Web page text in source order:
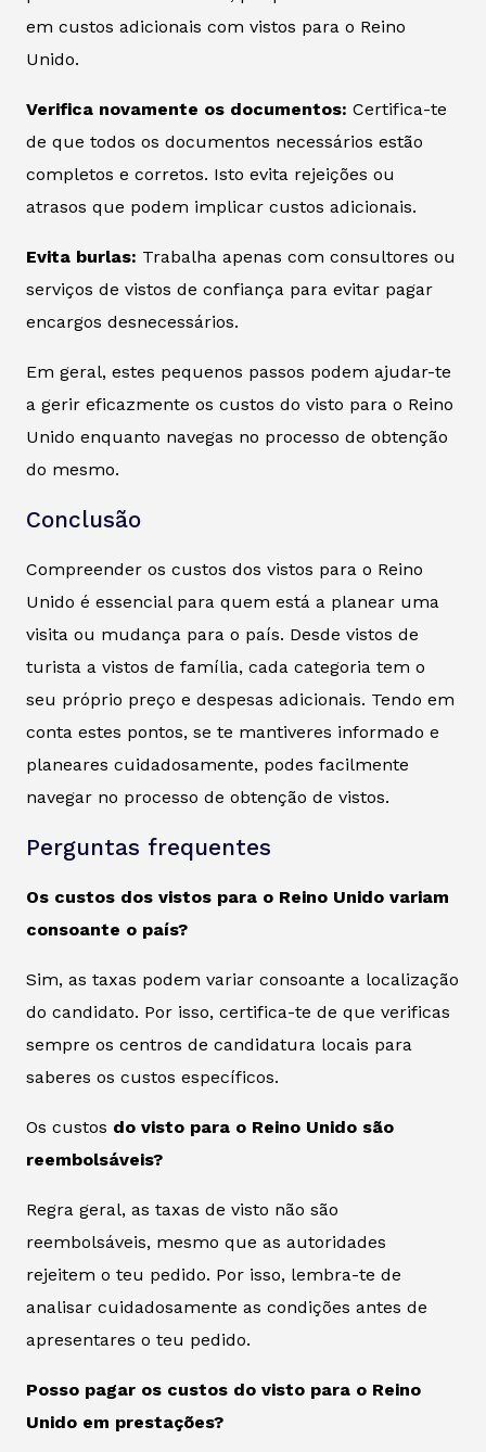
em custos adicionais com vistos para o Reino
Unido.
Verifica novamente os documentos: Certifica-te
de que todos os documentos necessários estão
completos e corretos. Isto evita rejeições ou
atrasos que podem implicar custos adicionais.
Evita burlas: Trabalha apenas com consultores ou
serviços de vistos de confiança para evitar pagar
encargos desnecessários.
Em geral, estes pequenos passos podem ajudar-te
a gerir eficazmente os custos do visto para o Reino
Unido enquanto navegas no processo de obtenção
do mesmo.
Conclusão
Compreender os custos dos vistos para o Reino
Unido é essencial para quem está a planear uma
visita ou mudança para o país. Desde vistos de
turista a vistos de família, cada categoria tem o
seu próprio preço e despesas adicionais. Tendo em
conta estes pontos, se te mantiveres informado e
planeares cuidadosamente, podes facilmente
navegar no processo de obtenção de vistos.
Perguntas frequentes
Os custos dos vistos para o Reino Unido variam
consoante o país?
Sim, as taxas podem variar consoante a localização
do candidato. Por isso, certifica-te de que verificas
sempre os centros de candidatura locais para
saberes os custos específicos.
Os custos do visto para o Reino Unido são
reembolsáveis?
Regra geral, as taxas de visto não são
reembolsáveis, mesmo que as autoridades
rejeitem o teu pedido. Por isso, lembra-te de
analisar cuidadosamente as condições antes de
apresentares o teu pedido.
Posso pagar os custos do visto para o Reino
Unido em prestações?